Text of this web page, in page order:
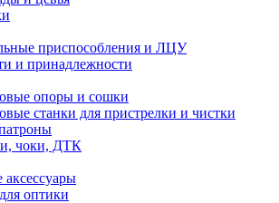
приспособления и ЛЦУ
и принадлежности
опоры и сошки
станки для пристрелки и чистки
чоки, ДТК
оптики